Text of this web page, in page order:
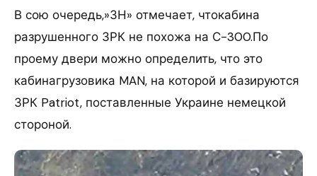
В сою очередь,»ЗН» отмечает, чтокабина
разрушенного ЗРК не похожа на С-300.По
проему двери можно определить, что это
кабинагрузовика MAN, на которой и базируются
ЗРК Patriot, поставленные Украине немецкой
стороной.